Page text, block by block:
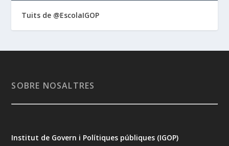
Tuits de @EscolaIGOP
SOBRE NOSALTRES
Institut de Govern i Polítiques públiques (IGOP)